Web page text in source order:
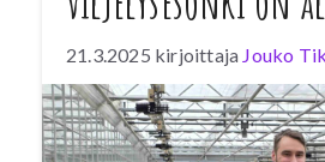
21.3.2025 kirjoittaja Jouko
Maaliskuun alussa
eteläisessä Suomessa 10
eikä yöpakkasiakaan ollut,